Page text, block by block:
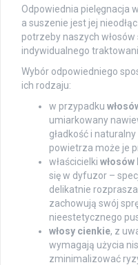
Odpowiednia pielęgnacja
a suszenie jest jej
potrzeby naszych
indywidualnego
Wybór odpowiedniego
ich rodzaju:
w przypadku
umiarkowany
gładkość i
powietrza może je
właścicielki
się w dyfuzor –
delikatnie
zachowują swój
nieestetycznego
włosy cienkie, z
wymagają użycia
zminimalizować